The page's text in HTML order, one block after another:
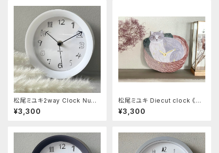
松尾ミユキ2way Clock Num
bers White
¥3,300
松尾ミユキ Diecut clock 《Ca
t in the basket》
¥3,300